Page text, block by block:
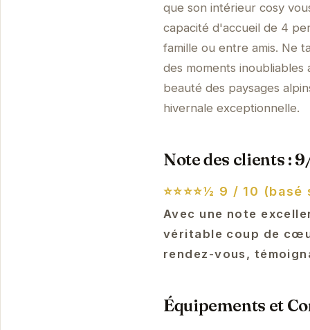
que son intérieur cosy
capacité d'accueil de 4
famille ou entre amis. Ne
des moments
beauté des paysages
hivernale exceptionnelle.
Note des clients :
⭐⭐⭐⭐½ 9 / 10 (basé
Avec une note
véritable coup de
rendez-vous,
Équipements et